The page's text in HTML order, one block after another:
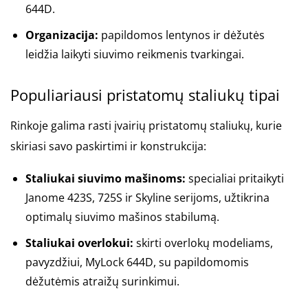
644D.
Organizacija: papildomos lentynos ir dėžutės
leidžia laikyti siuvimo reikmenis tvarkingai.
Populiariausi pristatomų staliukų tipai
Rinkoje galima rasti įvairių pristatomų staliukų, kurie
skiriasi savo paskirtimi ir konstrukcija:
Staliukai siuvimo mašinoms: specialiai pritaikyti
Janome 423S, 725S ir Skyline serijoms, užtikrina
optimalų siuvimo mašinos stabilumą.
Staliukai overlokui: skirti overlokų modeliams,
pavyzdžiui, MyLock 644D, su papildomomis
dėžutėmis atraižų surinkimui.